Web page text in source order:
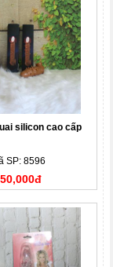
silicon cao cấp
SP: 8596